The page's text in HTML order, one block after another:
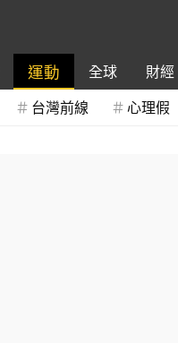
運動 全球 財經
台灣前線 心理假